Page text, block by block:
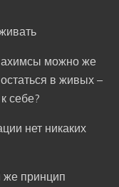
ахимсы можно же
в живых –
себе?
нет никаких
же принцип